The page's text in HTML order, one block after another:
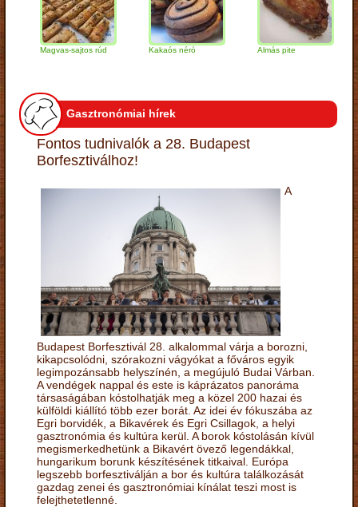
Magvas-sajtos rúd Kakaós néró Almás pite
Gasztronómiai hírek
Fontos tudnivalók a 28. Budapest
Borfesztiválhoz!
A
Budapest Borfesztivál 28. alkalommal várja a borozni,
kikapcsolódni, szórakozni vágyókat a főváros egyik
legimpozánsabb helyszínén, a megújuló Budai Várban.
A vendégek nappal és este is káprázatos panoráma
társaságában kóstolhatják meg a közel 200 hazai és
külföldi kiállító több ezer borát. Az idei év fókuszába az
Egri borvidék, a Bikavérek és Egri Csillagok, a helyi
gasztronómia és kultúra kerül. A borok kóstolásán kívül
megismerkedhetünk a Bikavért övező legendákkal,
hungarikum borunk készítésének titkaival. Európa
legszebb borfesztiválján a bor és kultúra találkozását
gazdag zenei és gasztronómiai kínálat teszi most is
felejthetetlenné.